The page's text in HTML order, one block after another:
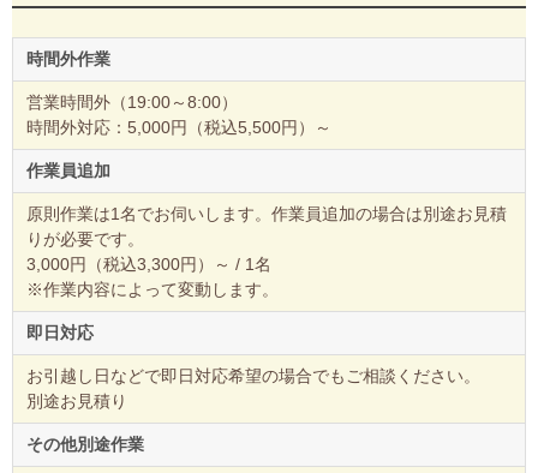
時間外作業
営業時間外（19:00～8:00）
時間外対応：5,000円（税込5,500円）～
作業員追加
原則作業は1名でお伺いします。作業員追加の場合は別途お見積
りが必要です。
3,000円（税込3,300円）～ / 1名
※作業内容によって変動します。
即日対応
お引越し日などで即日対応希望の場合でもご相談ください。
別途お見積り
その他別途作業